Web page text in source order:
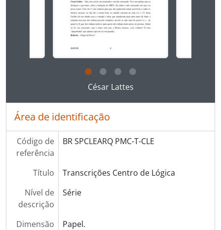
Ao clicar no link deste título da descrição a
César Lattes
Área de identificação
Código de
referência
BR SPCLEARQ PMC-T-CLE
Título
Transcrições Centro de Lógica
Nível de
descrição
Série
Dimensão
Papel.